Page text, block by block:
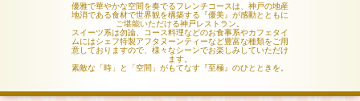
優雅で華やかな空間を奏でるフレンチコースは、神戸の地産
地消である食材で世界観を構築する『優美』が感動とともに
ご堪能いただける神戸レストラン。
スイーツ系は勿論、コース料理などのお食事系やカフェタイ
ムにはシェフ特製アフタヌーンティーなど豊富な種類をご用
意しておりますので、様々なシーンでお楽しみしていただけ
ます。
素敵な「時」と「空間」がもてなす『至極』のひとときを。